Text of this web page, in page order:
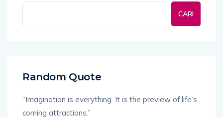
CARI
Random Quote
“Imagination is everything. It is the preview of life’s
coming attractions.”